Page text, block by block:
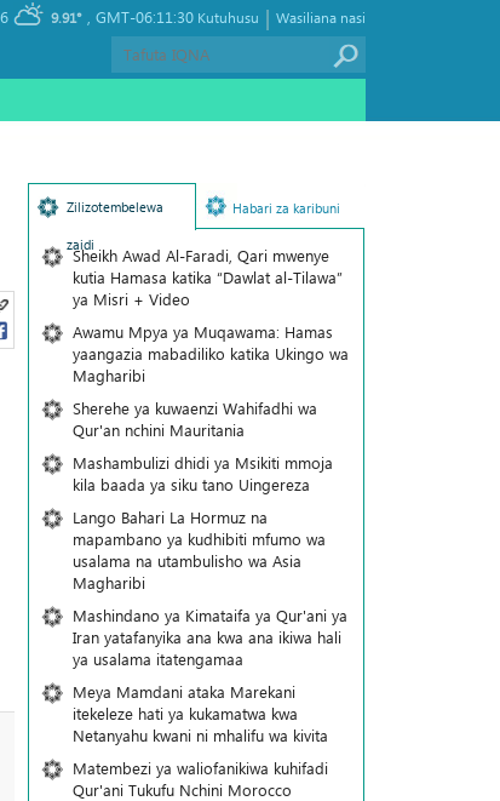
GMT-06:11:30
9.91° Wasiliana nasi
|
Kutuhusu
Zilizotembelewa
zaidi
Habari za karibuni
Sheikh Awad Al-Faradi, Qari mwenye
kutia Hamasa katika “Dawlat al-Tilawa”
ya Misri + Video
Awamu Mpya ya Muqawama: Hamas
yaangazia mabadiliko katika Ukingo wa
Magharibi
Sherehe ya kuwaenzi Wahifadhi wa
Qur'an nchini Mauritania
Mashambulizi dhidi ya Msikiti mmoja
kila baada ya siku tano Uingereza
Lango Bahari La Hormuz na
mapambano ya kudhibiti mfumo wa
usalama na utambulisho wa Asia
Magharibi
Mashindano ya Kimataifa ya Qur'ani ya
Iran yatafanyika ana kwa ana ikiwa hali
ya usalama itatengamaa
Meya Mamdani ataka Marekani
itekeleze hati ya kukamatwa kwa
Netanyahu kwani ni mhalifu wa kivita
Matembezi ya waliofanikiwa kuhifadi
Qur'ani Tukufu Nchini Morocco